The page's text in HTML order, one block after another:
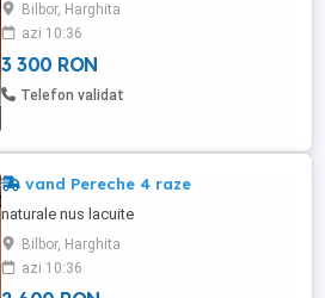
Bilbor, Harghita
azi 10:36
3 300 RON
Telefon validat
vand Pereche 4 raze
naturale nus lacuite
Bilbor, Harghita
azi 10:36